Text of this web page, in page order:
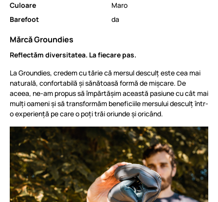
Culoare
Maro
Barefoot
da
Mărcă Groundies
Reflectăm diversitatea. La fiecare pas.
La Groundies, credem cu tărie că mersul desculț este cea mai
naturală, confortabilă și sănătoasă formă de mișcare. De
aceea, ne-am propus să împărtășim această pasiune cu cât mai
mulți oameni și să transformăm beneficiile mersului desculț într-
o experiență pe care o poți trăi oriunde și oricând.